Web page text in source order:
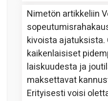
Nimetön artikkeliin
kivoista ajatuksista.
kaikenlaisiset
laiskuudesta ja
maksettavat
Erityisesti voisi